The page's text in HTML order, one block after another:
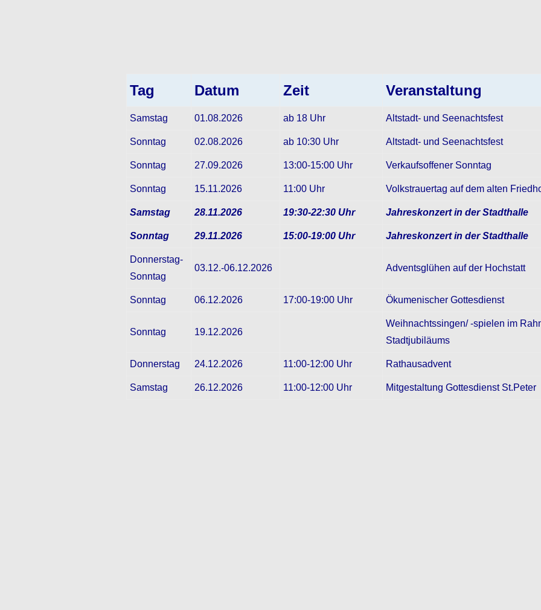
Tag Datum Zeit Veranstaltung
Samstag 01.08.2026 ab 18 Uhr Altstadt- und Seenachtsfest
Sonntag 02.08.2026 ab 10:30 Uhr Altstadt- und Seenachtsfest
Sonntag 27.09.2026 13:00-15:00 Uhr Verkaufsoffener Sonntag
Sonntag 15.11.2026 11:00 Uhr Volkstrauertag auf dem alten
Samstag 28.11.2026 19:30-22:30 Uhr Jahreskonzert in der Stadthalle
Sonntag 29.11.2026 15:00-19:00 Uhr Jahreskonzert in der Stadthalle
Donnerstag-
Sonntag
03.12.-06.12.2026 Adventsglühen auf der Hochstatt
Sonntag 06.12.2026 17:00-19:00 Uhr Ökumenischer Gottesdienst
Sonntag 19.12.2026
Weihnachtssingen/ -spielen im
Stadtjubiläums
Donnerstag 24.12.2026 11:00-12:00 Uhr Rathausadvent
Samstag 26.12.2026 11:00-12:00 Uhr Mitgestaltung Gottesdienst St.Peter